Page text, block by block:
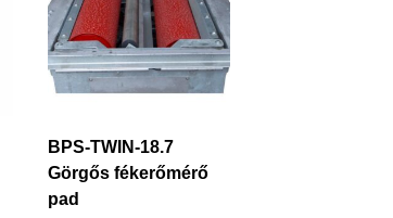
BPS-TWIN-18.7
Görgős fékerőmérő
pad